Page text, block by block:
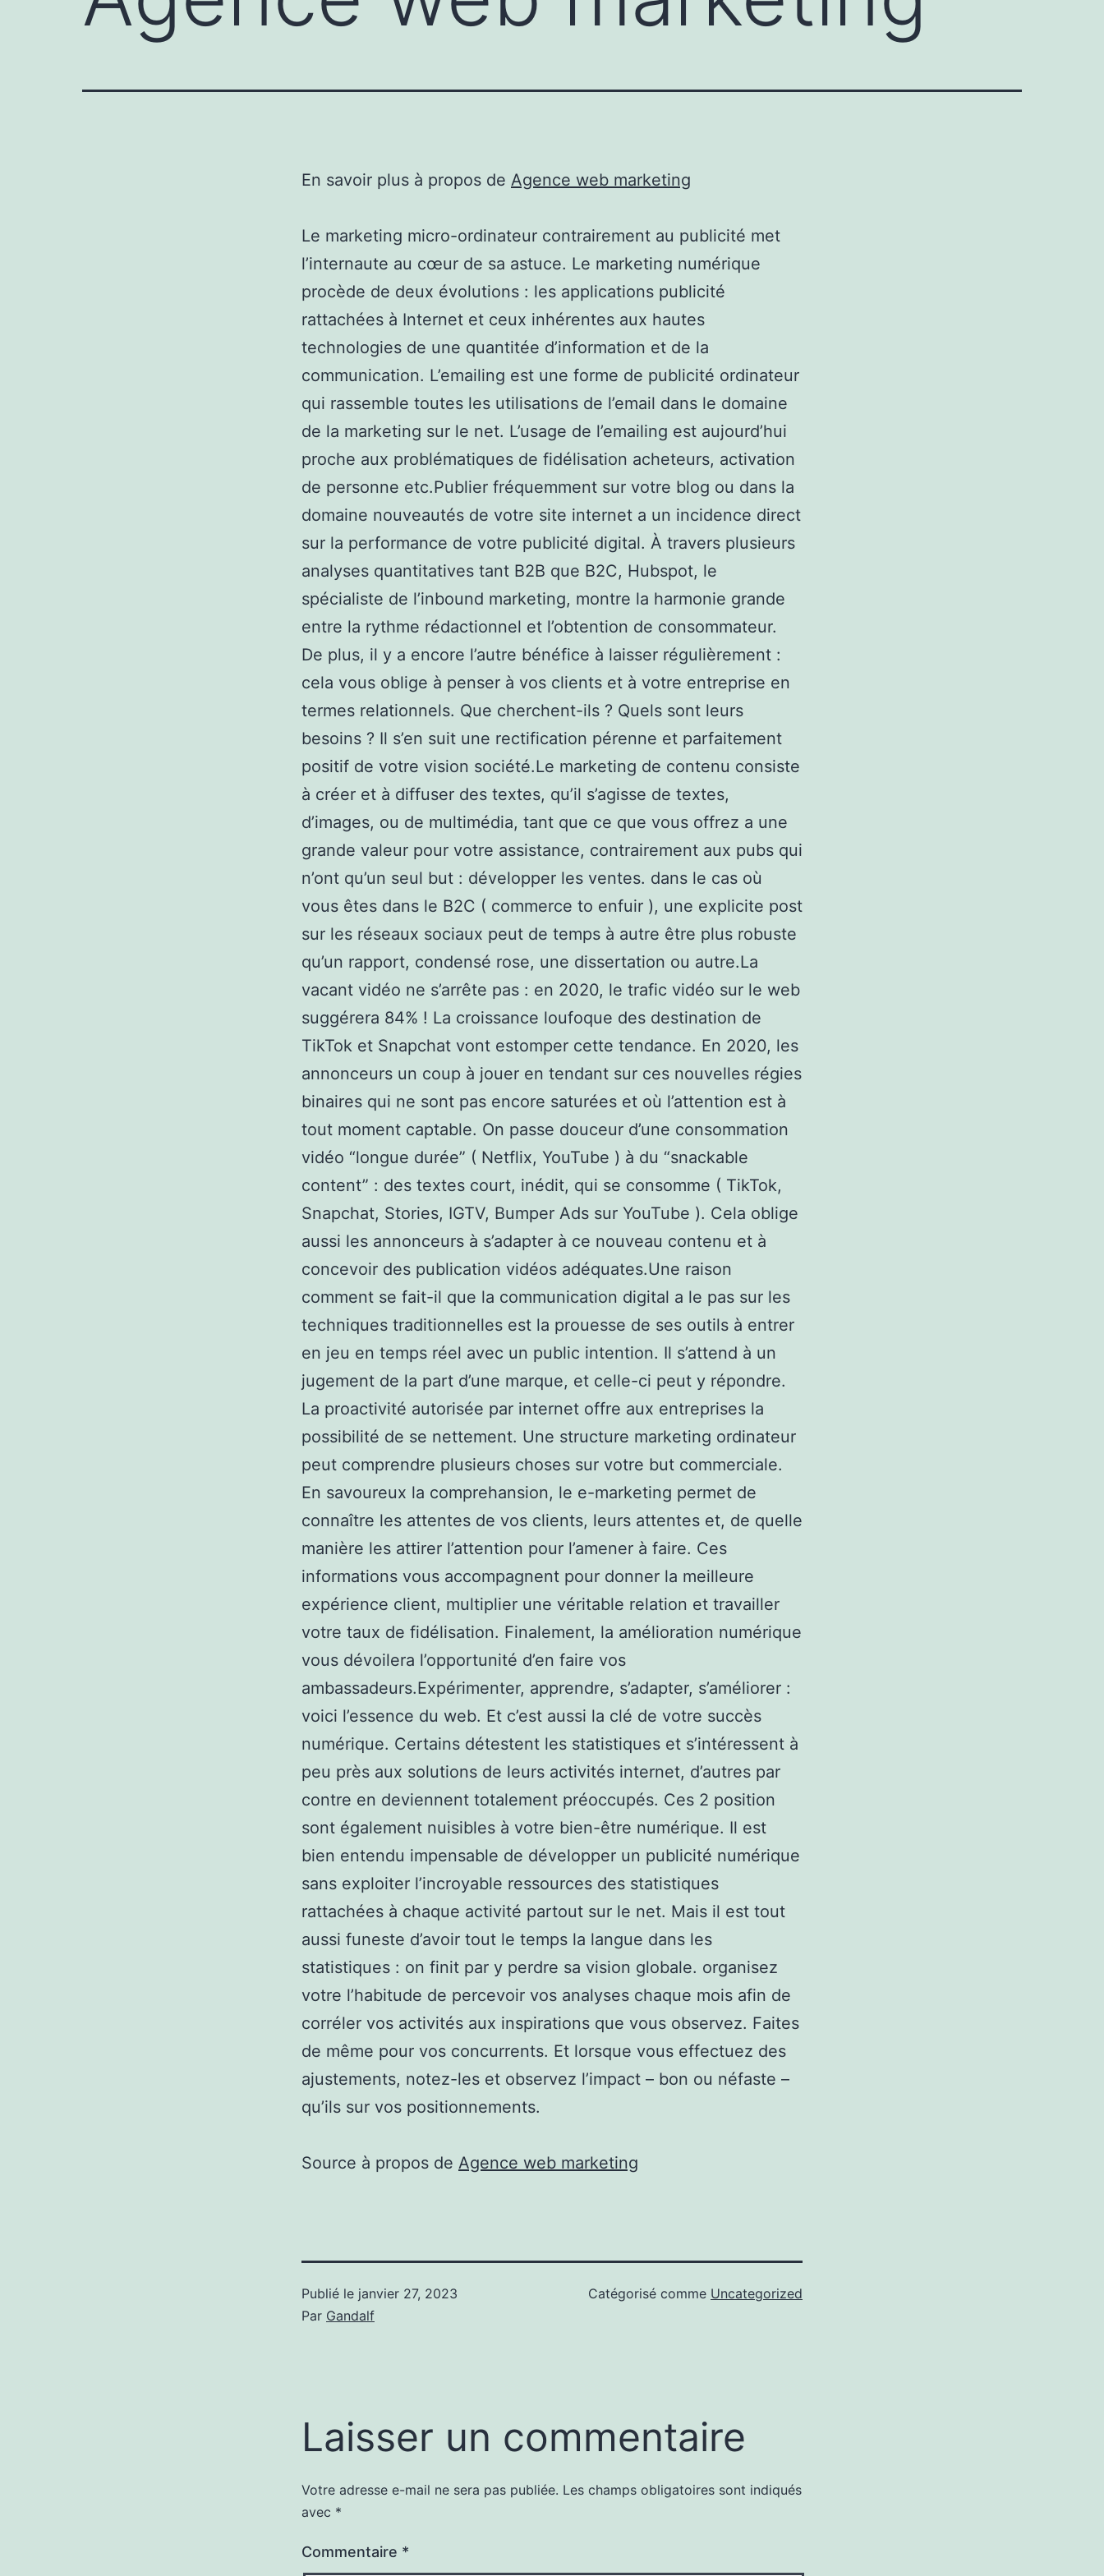
En savoir plus à propos de Agence web marketing
Le marketing micro-ordinateur contrairement au publicité met
l’internaute au cœur de sa astuce. Le marketing numérique
procède de deux évolutions : les applications publicité
rattachées à Internet et ceux inhérentes aux hautes
technologies de une quantitée d’information et de la
communication. L’emailing est une forme de publicité ordinateur
qui rassemble toutes les utilisations de l’email dans le domaine
de la marketing sur le net. L’usage de l’emailing est aujourd’hui
proche aux problématiques de fidélisation acheteurs, activation
de personne etc.Publier fréquemment sur votre blog ou dans la
domaine nouveautés de votre site internet a un incidence direct
sur la performance de votre publicité digital. À travers plusieurs
analyses quantitatives tant B2B que B2C, Hubspot, le
spécialiste de l’inbound marketing, montre la harmonie grande
entre la rythme rédactionnel et l’obtention de consommateur.
De plus, il y a encore l’autre bénéfice à laisser régulièrement :
cela vous oblige à penser à vos clients et à votre entreprise en
termes relationnels. Que cherchent-ils ? Quels sont leurs
besoins ? Il s’en suit une rectification pérenne et parfaitement
positif de votre vision société.Le marketing de contenu consiste
à créer et à diffuser des textes, qu’il s’agisse de textes,
d’images, ou de multimédia, tant que ce que vous offrez a une
grande valeur pour votre assistance, contrairement aux pubs qui
n’ont qu’un seul but : développer les ventes. dans le cas où
vous êtes dans le B2C ( commerce to enfuir ), une explicite post
sur les réseaux sociaux peut de temps à autre être plus robuste
qu’un rapport, condensé rose, une dissertation ou autre.La
vacant vidéo ne s’arrête pas : en 2020, le trafic vidéo sur le web
suggérera 84% ! La croissance loufoque des destination de
TikTok et Snapchat vont estomper cette tendance. En 2020, les
annonceurs un coup à jouer en tendant sur ces nouvelles régies
binaires qui ne sont pas encore saturées et où l’attention est à
tout moment captable. On passe douceur d’une consommation
vidéo “longue durée” ( Netflix, YouTube ) à du “snackable
content” : des textes court, inédit, qui se consomme ( TikTok,
Snapchat, Stories, IGTV, Bumper Ads sur YouTube ). Cela oblige
aussi les annonceurs à s’adapter à ce nouveau contenu et à
concevoir des publication vidéos adéquates.Une raison
comment se fait-il que la communication digital a le pas sur les
techniques traditionnelles est la prouesse de ses outils à entrer
en jeu en temps réel avec un public intention. Il s’attend à un
jugement de la part d’une marque, et celle-ci peut y répondre.
La proactivité autorisée par internet offre aux entreprises la
possibilité de se nettement. Une structure marketing ordinateur
peut comprendre plusieurs choses sur votre but commerciale.
En savoureux la comprehansion, le e-marketing permet de
connaître les attentes de vos clients, leurs attentes et, de quelle
manière les attirer l’attention pour l’amener à faire. Ces
informations vous accompagnent pour donner la meilleure
expérience client, multiplier une véritable relation et travailler
votre taux de fidélisation. Finalement, la amélioration numérique
vous dévoilera l’opportunité d’en faire vos
ambassadeurs.Expérimenter, apprendre, s’adapter, s’améliorer :
voici l’essence du web. Et c’est aussi la clé de votre succès
numérique. Certains détestent les statistiques et s’intéressent à
peu près aux solutions de leurs activités internet, d’autres par
contre en deviennent totalement préoccupés. Ces 2 position
sont également nuisibles à votre bien-être numérique. Il est
bien entendu impensable de développer un publicité numérique
sans exploiter l’incroyable ressources des statistiques
rattachées à chaque activité partout sur le net. Mais il est tout
aussi funeste d’avoir tout le temps la langue dans les
statistiques : on finit par y perdre sa vision globale. organisez
votre l’habitude de percevoir vos analyses chaque mois afin de
corréler vos activités aux inspirations que vous observez. Faites
de même pour vos concurrents. Et lorsque vous effectuez des
ajustements, notez-les et observez l’impact – bon ou néfaste –
qu’ils sur vos positionnements.
Source à propos de Agence web marketing
Publié le janvier 27, 2023
Par Gandalf
Catégorisé comme Uncategorized
Laisser un commentaire
Votre adresse e-mail ne sera pas publiée. Les champs obligatoires sont indiqués
avec *
Commentaire *